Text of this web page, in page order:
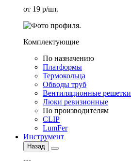
от 19 р/шт.
Комплектующие
По назначению
Платформы
Термокольца
Обводы труб
Вентиляционные решетки
Люки ревизионные
По производителям
CLIP
LumFer
Инструмент
Назад